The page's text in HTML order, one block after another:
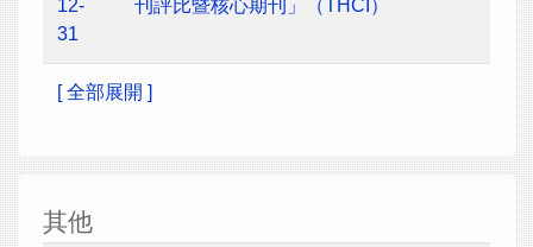
12-
31
刊評比暨核心期刊」（THCI）
[ 全部展開 ]
其他